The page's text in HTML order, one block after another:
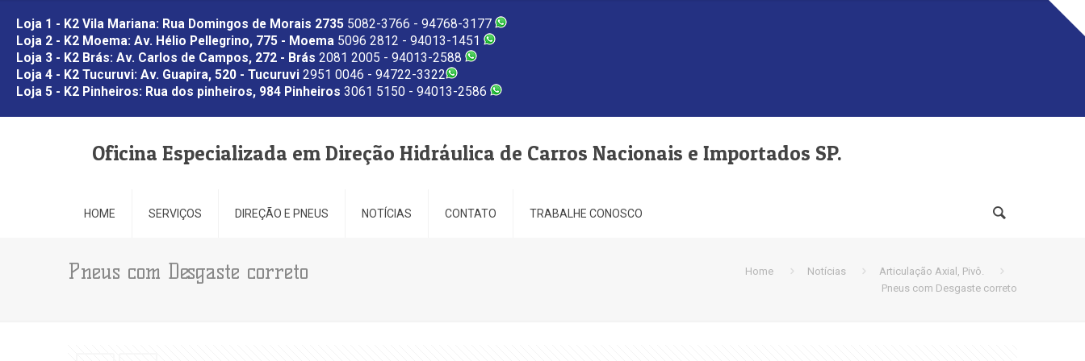
Loja 1 - K2 Vila Mariana: Rua Domingos de Morais 2735 5082-3766 - 94768-3177
Loja 2 - K2 Moema: Av. Hélio Pellegrino, 775 - Moema 5096 2812 - 94013-1451
Loja 3 - K2 Brás: Av. Carlos de Campos, 272 - Brás 2081 2005 - 94013-2588
Loja 4 - K2 Tucuruvi: Av. Guapira, 520 - Tucuruvi 2951 0046 - 94722-3322
Loja 5 - K2 Pinheiros: Rua dos pinheiros, 984 Pinheiros 3061 5150 - 94013-2586
Oficina Especializada em Direção Hidráulica de Carros Nacionais e Importados SP.
HOME SERVIÇOS DIREÇÃO E PNEUS NOTÍCIAS CONTATO TRABALHE CONOSCO
Pneus com Desgaste correto Home Notícias
Articulação Axial, Pivô.
Pneus com Desgaste correto